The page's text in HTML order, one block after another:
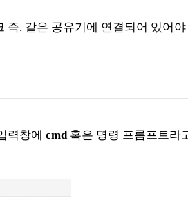
즉, 같은 공유기에 연결되어 있어
력창에 cmd혹은 명령 프롬프트라